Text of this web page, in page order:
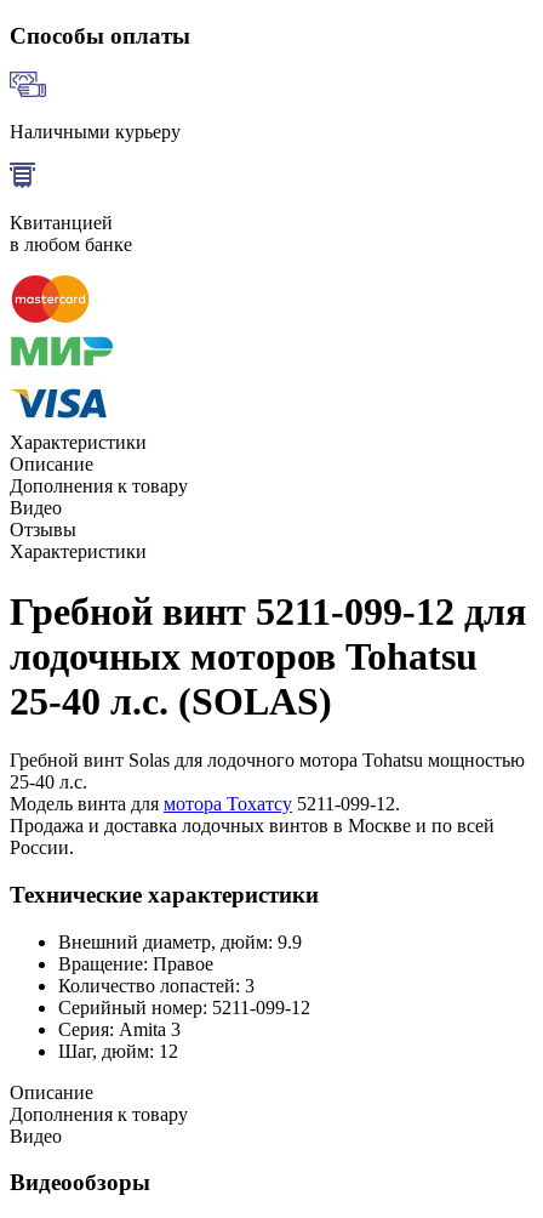
Способы оплаты
Наличными курьеру
Квитанцией
в любом банке
Характеристики
Описание
Дополнения к товару
Видео
Отзывы
Характеристики
Гребной винт 5211-099-12 для
лодочных моторов Tohatsu
25-40 л.с. (SOLAS)
Гребной винт Solas для лодочного мотора Tohatsu мощностью
25-40 л.с.
Модель винта для мотора Тохатсу 5211-099-12.
Продажа и доставка лодочных винтов в Москве и по всей
России.
Технические характеристики
Внешний диаметр, дюйм: 9.9
Вращение: Правое
Количество лопастей: 3
Серийный номер: 5211-099-12
Серия: Amita 3
Шаг, дюйм: 12
Описание
Дополнения к товару
Видео
Видеообзоры